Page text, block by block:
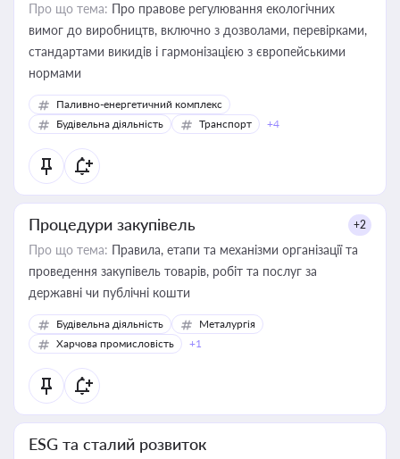
Про що тема: Про правове регулювання екологічних
вимог до виробництв, включно з дозволами, перевірками,
стандартами викидів і гармонізацією з європейськими
нормами
Паливно-енергетичний комплекс
Будівельна діяльність
Транспорт +4
Процедури закупівель +2
Про що тема: Правила, етапи та механізми організації та
проведення закупівель товарів, робіт та послуг за
державні чи публічні кошти
Будівельна діяльність
Металургія
Харчова промисловість
+1
ESG та сталий розвиток